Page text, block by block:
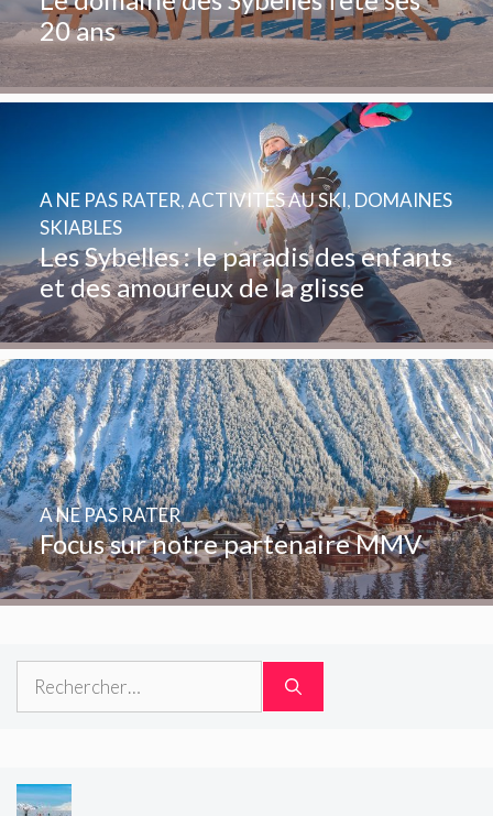
20 ans
Les Sybelles : le paradis des enfants
et des amoureux de la glisse
A NE PAS RATER,ACTIVITÉS AU SKI, DOMAINES
SKIABLES
Focus sur notre partenaire MMV
A NE PAS RATER